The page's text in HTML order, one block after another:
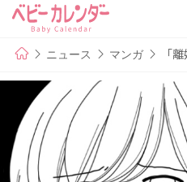
ニュース マンガ 「